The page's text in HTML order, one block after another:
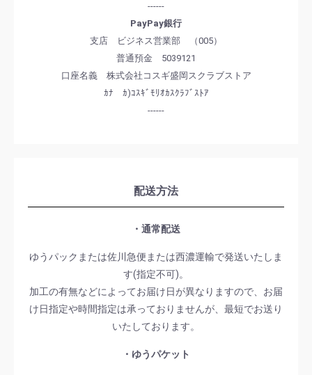
------
PayPay銀行
支店 ビジネス営業部 （005）
普通預金 5039121
口座名義 株式会社コスギ盛岡スクラブストア
ｶﾅ ｶ)ｺｽｷﾞﾓﾘｵｶｽｸﾗﾌﾞｽﾄｱ
------
配送方法
・通常配送
ゆうパックまたは佐川急便または西濃運輸で発送いたしま
す(指定不可)。
加工の有無などによってお届け日が異なりますので、お届
け日指定や時間指定は承っておりませんが、最短でお送り
いたしております。
・ゆうパケット